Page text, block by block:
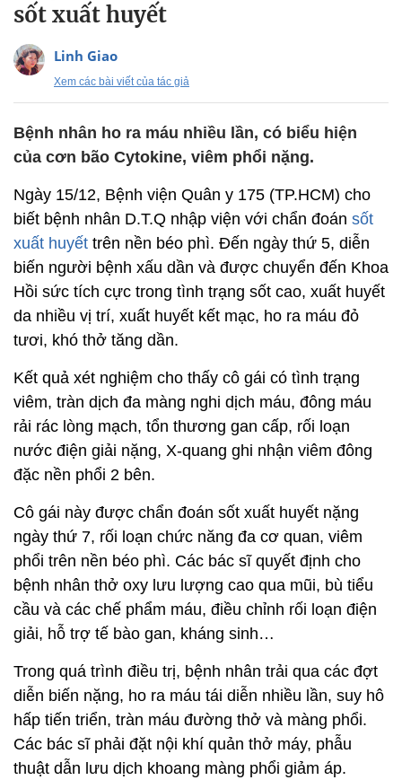
sốt xuất huyết
Linh Giao
Xem các bài viết của tác giả
Bệnh nhân ho ra máu nhiều lần, có biểu hiện
của cơn bão Cytokine, viêm phổi nặng.
Ngày 15/12, Bệnh viện Quân y 175 (TP.HCM) cho
biết bệnh nhân D.T.Q nhập viện với chẩn đoán sốt
xuất huyết trên nền béo phì. Đến ngày thứ 5, diễn
biến người bệnh xấu dần và được chuyển đến Khoa
Hồi sức tích cực trong tình trạng sốt cao, xuất huyết
da nhiều vị trí, xuất huyết kết mạc, ho ra máu đỏ
tươi, khó thở tăng dần.
Kết quả xét nghiệm cho thấy cô gái có tình trạng
viêm, tràn dịch đa màng nghi dịch máu, đông máu
rải rác lòng mạch, tổn thương gan cấp, rối loạn
nước điện giải nặng, X-quang ghi nhận viêm đông
đặc nền phổi 2 bên.
Cô gái này được chẩn đoán sốt xuất huyết nặng
ngày thứ 7, rối loạn chức năng đa cơ quan, viêm
phổi trên nền béo phì. Các bác sĩ quyết định cho
bệnh nhân thở oxy lưu lượng cao qua mũi, bù tiểu
cầu và các chế phẩm máu, điều chỉnh rối loạn điện
giải, hỗ trợ tế bào gan, kháng sinh…
Trong quá trình điều trị, bệnh nhân trải qua các đợt
diễn biến nặng, ho ra máu tái diễn nhiều lần, suy hô
hấp tiến triển, tràn máu đường thở và màng phổi.
Các bác sĩ phải đặt nội khí quản thở máy, phẫu
thuật dẫn lưu dịch khoang màng phổi giảm áp.